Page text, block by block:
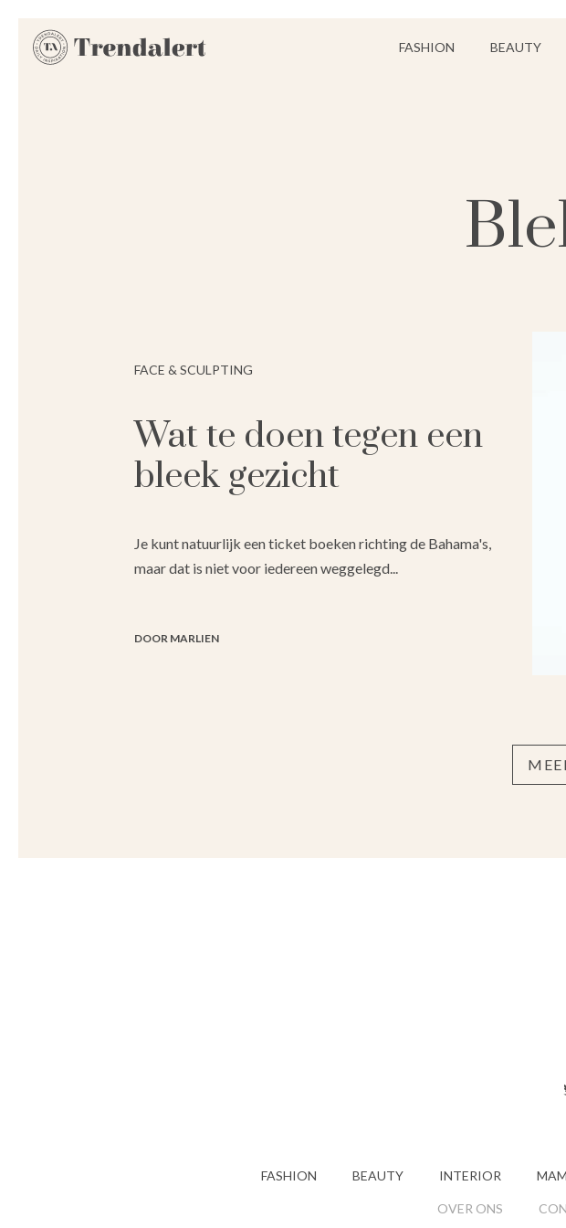
FASHION BEAUTY
FACE & SCULPTING
Wat te doen tegen een
bleek gezicht
Je kunt natuurlijk een ticket boeken richting de Bahama's,
maar dat is niet voor iedereen weggelegd...
DOOR MARLIEN
FASHION BEAUTY INTERIOR
OVER ONS